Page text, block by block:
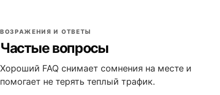
ВОЗРАЖЕНИЯ И ОТВЕТЫ
Частые вопросы
Хороший FAQ снимает сомнения на месте и
помогает не терять теплый трафик.